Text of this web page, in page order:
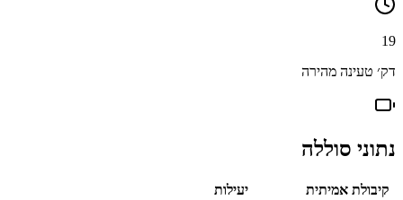
19
דק׳ טעינה מהירה
נתוני סוללה
קיבולת אמיתית
יעילות